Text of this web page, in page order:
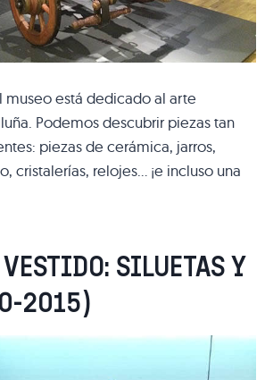
museo está dedicado al arte
Podemos descubrir piezas tan
piezas de cerámica, jarros,
cristalerías, relojes… ¡e incluso una
VESTIDO: SILUETAS Y
2015)